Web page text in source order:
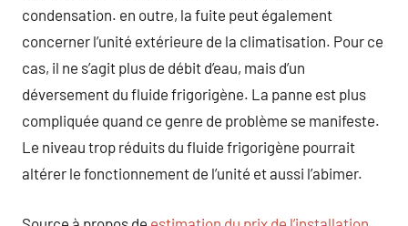
condensation. en outre, la fuite peut également
concerner l’unité extérieure de la climatisation. Pour ce
cas, il ne s’agit plus de débit d’eau, mais d’un
déversement du fluide frigorigène. La panne est plus
compliquée quand ce genre de problème se manifeste.
Le niveau trop réduits du fluide frigorigène pourrait
altérer le fonctionnement de l’unité et aussi l’abimer.